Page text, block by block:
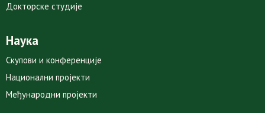
Докторске студије
Наука
Скупови и конференције
Национални пројекти
Међународни пројекти